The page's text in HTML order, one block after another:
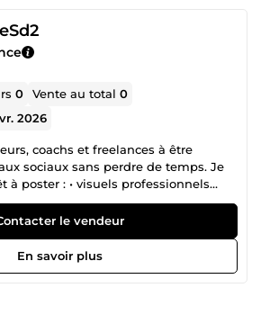
0 Vente au total0
2026
coachs et freelances à être
sociaux sans perdre de temps. Je
à poster : • visuels professionnels
avec l’IA • légendes claires et
de publication simple Objectif :
temps et poster régulièrement,
complexe. Travail sérieux,
et livraison rapide.
le vendeur
En savoir plus